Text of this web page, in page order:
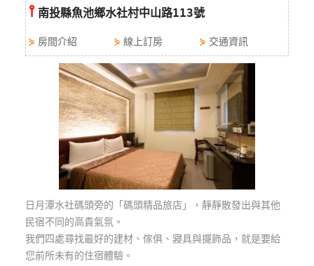
全
球
玩
玩
⫯ 南投縣魚池鄉水社村中山路113號
⋟ 房間介紹 ⋟ 線上訂房 ⋟ 交通資訊
日月潭水社碼頭旁的「碼頭精品旅店」，靜靜散發出與其他
民宿不同的高貴氣氛。
我們四處尋找最好的建材、傢俱、寢具與擺飾品，就是要給
您前所未有的住宿體驗。